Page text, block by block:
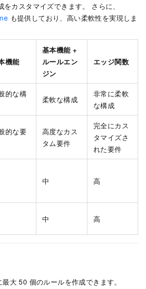
をカスタマイズできます。 さらに、
も提供しており、高い柔軟性を実現しま
機能
基本機能 +
ルールエン
ジン
エッジ関数
的な構
柔軟な構成
非常に柔軟
な構成
的な要
高度なカス
タム要件
完全にカス
タマイズさ
れた要件
中 高
中 高
最大 50 個のルールを作成できます。